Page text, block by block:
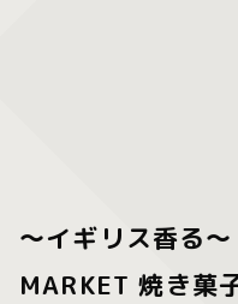
〜イギリス香る
MARKET 焼き菓